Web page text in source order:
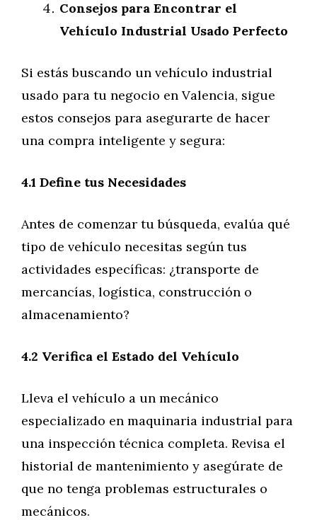
Consejos para Encontrar el
Vehículo Industrial Usado Perfecto
Si estás buscando un vehículo industrial
usado para tu negocio en Valencia, sigue
estos consejos para asegurarte de hacer
una compra inteligente y segura:
4.1 Define tus Necesidades
Antes de comenzar tu búsqueda, evalúa qué
tipo de vehículo necesitas según tus
actividades específicas: ¿transporte de
mercancías, logística, construcción o
almacenamiento?
4.2 Verifica el Estado del Vehículo
Lleva el vehículo a un mecánico
especializado en maquinaria industrial para
una inspección técnica completa. Revisa el
historial de mantenimiento y asegúrate de
que no tenga problemas estructurales o
mecánicos.